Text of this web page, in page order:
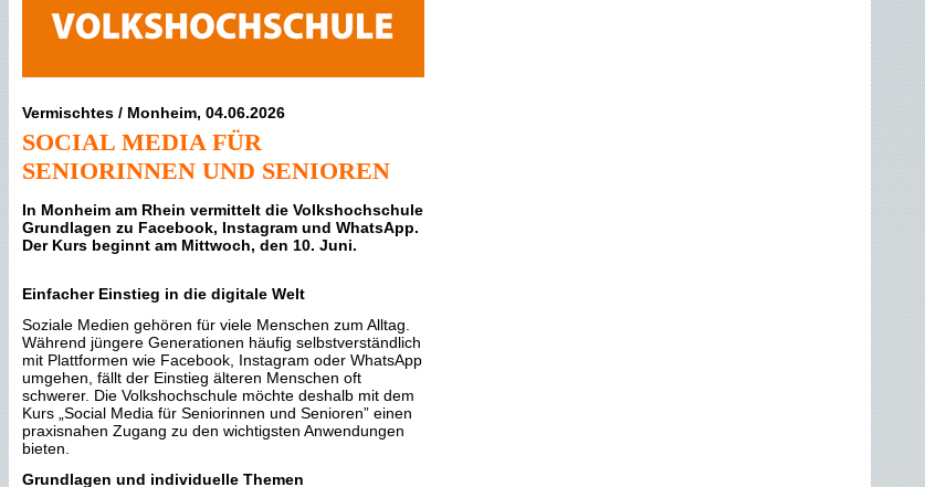
Vermischtes / Monheim, 04.06.2026
SOCIAL MEDIA FÜR
SENIORINNEN UND SENIOREN
In Monheim am Rhein vermittelt die Volkshochschule
Grundlagen zu Facebook, Instagram und WhatsApp.
Der Kurs beginnt am Mittwoch, den 10. Juni.
Einfacher Einstieg in die digitale Welt
Soziale Medien gehören für viele Menschen zum Alltag.
Während jüngere Generationen häufig selbstverständlich
mit Plattformen wie Facebook, Instagram oder WhatsApp
umgehen, fällt der Einstieg älteren Menschen oft
schwerer. Die Volkshochschule möchte deshalb mit dem
Kurs „Social Media für Seniorinnen und Senioren” einen
praxisnahen Zugang zu den wichtigsten Anwendungen
bieten.
Grundlagen und individuelle Themen